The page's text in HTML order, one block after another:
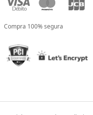
Compra 100% segura